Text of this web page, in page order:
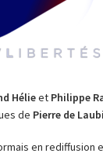
Hélieet Philippe
de Pierre de
en rediffusion